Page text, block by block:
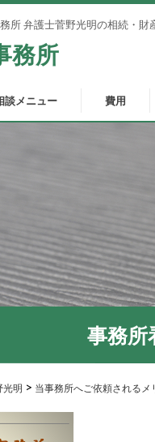
所 弁護士菅野光明の相続・財
務所
談メニュー 費用
事務所
明 > 当事務所へご依頼される